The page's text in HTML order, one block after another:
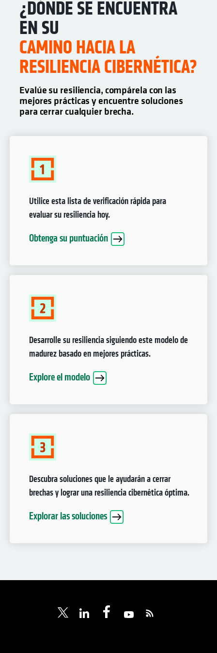
¿DÓNDE SE ENCUENTRA
EN SU
CAMINO HACIA LA
RESILIENCIA CIBERNÉTICA?
Evalúe su resiliencia, compárela con las
mejores prácticas y encuentre soluciones
para cerrar cualquier brecha.
Utilice esta lista de verificación rápida para
evaluar su resiliencia hoy.
Obtenga su puntuación
Desarrolle su resiliencia siguiendo este modelo de
madurez basado en mejores prácticas.
Explore el modelo
Descubra soluciones que le ayudarán a cerrar
brechas y lograr una resiliencia cibernética óptima.
Explorar las soluciones
se abre en una pestaña nueva
se abre en una pestaña nueva
se abre en una pestaña
se abre en una